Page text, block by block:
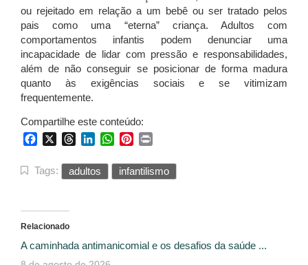
ou rejeitado em relação a um bebê ou ser tratado pelos
pais como uma “eterna” criança. Adultos com
comportamentos infantis podem denunciar uma
incapacidade de lidar com pressão e responsabilidades,
além de não conseguir se posicionar de forma madura
quanto às exigências sociais e se vitimizam
frequentemente.
Compartilhe este conteúdo:
FacebookThreadsLinkedInWhatsApp
Pinterest
Tags: adultos infantilismo
Relacionado
A caminhada antimanicomial e os desafios da saúde ...